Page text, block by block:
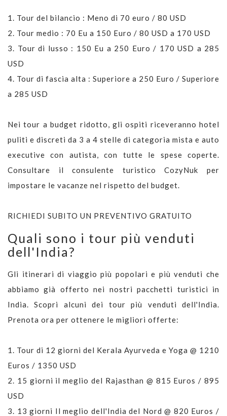
1. Tour del bilancio : Meno di 70 euro / 80 USD
2. Tour medio : 70 Eu a 150 Euro / 80 USD a 170 USD
3. Tour di lusso : 150 Eu a 250 Euro / 170 USD a 285
USD
4. Tour di fascia alta : Superiore a 250 Euro / Superiore
a 285 USD
Nei tour a budget ridotto, gli ospiti riceveranno hotel
puliti e discreti da 3 a 4 stelle di categoria mista e auto
executive con autista, con tutte le spese coperte.
Consultare il consulente turistico CozyNuk per
impostare le vacanze nel rispetto del budget.
RICHIEDI SUBITO UN PREVENTIVO GRATUITO
Quali sono i tour più venduti
dell'India?
Gli itinerari di viaggio più popolari e più venduti che
abbiamo già offerto nei nostri pacchetti turistici in
India. Scopri alcuni dei tour più venduti dell'India.
Prenota ora per ottenere le migliori offerte:
1. Tour di 12 giorni del Kerala Ayurveda e Yoga @ 1210
Euros / 1350 USD
2. 15 giorni il meglio del Rajasthan @ 815 Euros / 895
USD
3. 13 giorni Il meglio dell'India del Nord @ 820 Euros /